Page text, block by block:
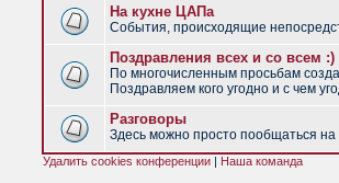
На кухне ЦАПа
События, происходящие
Поздравления всех и со всем :)
По многочисленным просьбам
Поздравляем кого угодно и с чем
Разговоры
Здесь можно просто пообщаться
Удалить cookies конференции | Наша команда